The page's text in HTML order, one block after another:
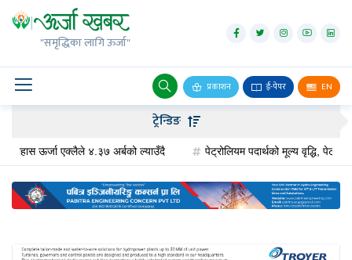
"समृद्धिका लागि ऊर्जा"
प्रकाशन ई-पेपर EN
सोलार
वायु
बायोग्यास
पेट्रोलियम
अन्तर्राष्ट्रिय
ऊर्जा
ट्रेन्डिङ
ऊर्जा एक्लैले ४.३७ अर्बको ल्याउँदै पेट्रोलियम पदार्थको मूल्य वृद्धि, पेट्रोलमा ३